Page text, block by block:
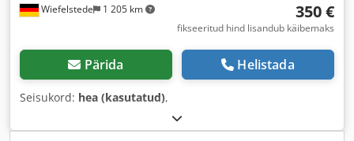
Wiefelstede 1 205 km 350 €
fikseeritud hind lisandub käibemaks
Pärida Helistada
Seisukord: hea (kasutatud),